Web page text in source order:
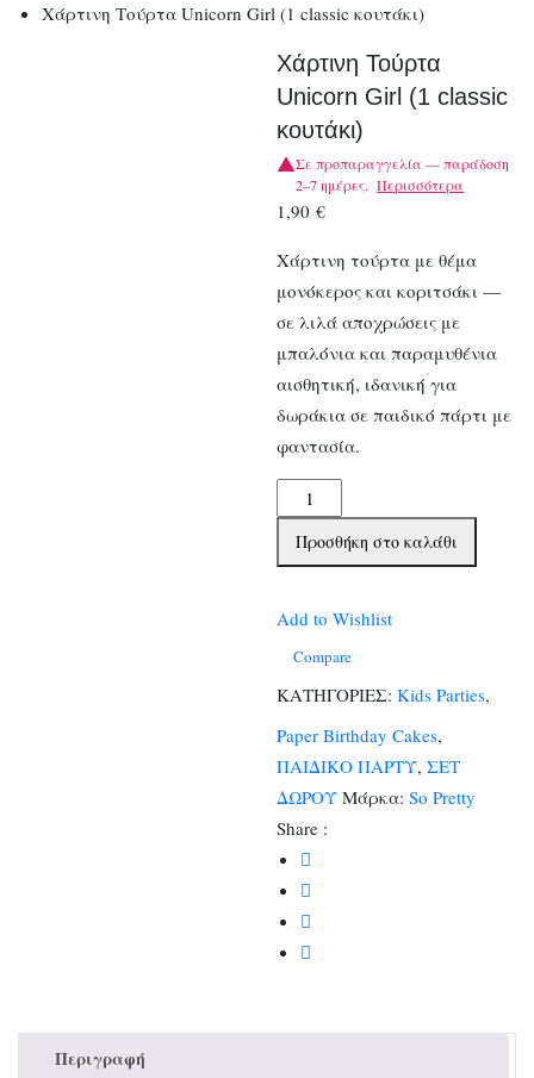
Χάρτινη Τούρτα Unicorn Girl (1 classic κουτάκι)
Χάρτινη Τούρτα
Unicorn Girl (1 classic
κουτάκι)
Σε προπαραγγελία — παράδοση
2–7 ημέρες. Περισσότερα
1,90€
Χάρτινη τούρτα με θέμα
μονόκερος και κοριτσάκι —
σε λιλά αποχρώσεις με
μπαλόνια και παραμυθένια
αισθητική, ιδανική για
δωράκια σε παιδικό πάρτι με
φαντασία.
Χάρτινη
Τούρτα
Unicorn
(1
classic
Προσθήκη στο καλάθι
Add to Wishlist
Compare
ΚΑΤΗΓΟΡΙΕΣ: Kids Parties,
Paper Birthday Cakes,
ΠΑΙΔΙΚΟ ΠΑΡΤΥ,ΣΕΤ
ΔΩΡΟΥ Μάρκα:So Pretty
Share :
Περιγραφή